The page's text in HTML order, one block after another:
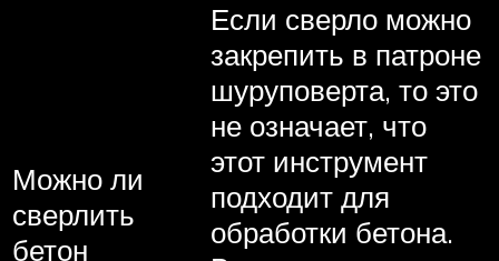
Можно ли
сверлить
бетон
Если сверло можно
закрепить в патроне
шуруповерта, то это
не означает, что
этот инструмент
подходит для
обработки бетона.